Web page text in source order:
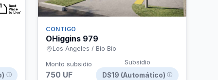
ⓘ
CONTIGO
OHiggins 979
Los Angeles / Bio Bío
Monto subsidio
750 UF
Subsidio
DS19 (Automático) ⓘ